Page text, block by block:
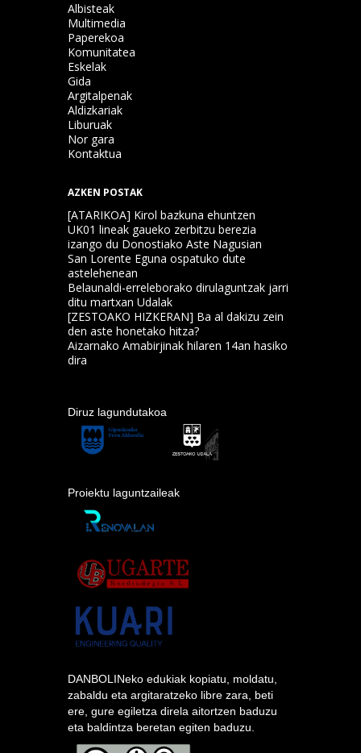
Albisteak
Multimedia
Paperekoa
Komunitatea
Eskelak
Gida
Argitalpenak
Aldizkariak
Liburuak
Nor gara
Kontaktua
AZKEN POSTAK
[ATARIKOA] Kirol bazkuna ehuntzen
UK01 lineak gaueko zerbitzu berezia
izango du Donostiako Aste Nagusian
San Lorente Eguna ospatuko dute
astelehenean
Belaunaldi-erreleborako dirulaguntzak jarri
ditu martxan Udalak
[ZESTOAKO HIZKERAN] Ba al dakizu zein
den aste honetako hitza?
Aizarnako Amabirjinak hilaren 14an hasiko
dira
Diruz lagundutakoa
Proiektu laguntzaileak
DANBOLINeko edukiak kopiatu, moldatu,
zabaldu eta argitaratzeko libre zara, beti
ere, gure egiletza direla aitortzen baduzu
eta baldintza beretan egiten baduzu.